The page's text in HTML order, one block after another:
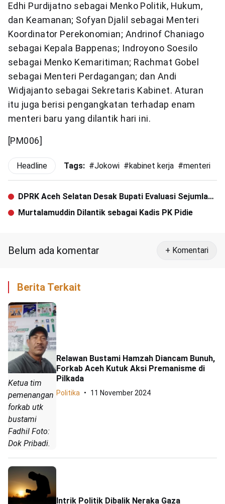
Edhi Purdijatno sebagai Menko Politik, Hukum,
dan Keamanan; Sofyan Djalil sebagai Menteri
Koordinator Perekonomian; Andrinof Chaniago
sebagai Kepala Bappenas; Indroyono Soesilo
sebagai Menko Kemaritiman; Rachmat Gobel
sebagai Menteri Perdagangan; dan Andi
Widjajanto sebagai Sekretaris Kabinet. Aturan
itu juga berisi pengangkatan terhadap enam
menteri baru yang dilantik hari ini.
[PM006]
Headline Tags: #Jokowi #kabinet kerja #menteri
DPRK Aceh Selatan Desak Bupati Evaluasi Sejumlah
Dinas
Murtalamuddin Dilantik sebagai Kadis PK Pidie
Belum ada komentar + Komentari
Berita Terkait
Ketua tim
pemenangan
forkab utk
bustami
Fadhil Foto:
Dok Pribadi.
Relawan Bustami Hamzah Diancam Bunuh,
Forkab Aceh Kutuk Aksi Premanisme di
Pilkada
Politika 11 November 2024
Intrik Politik Dibalik Neraka Gaza